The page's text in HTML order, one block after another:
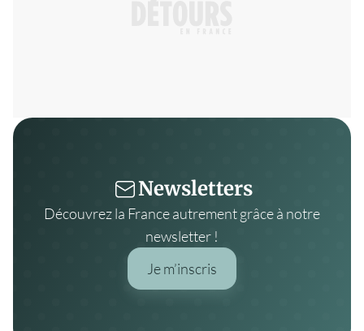
Newsletters
Découvrez la France autrement grâce à notre
newsletter !
Je m’inscris